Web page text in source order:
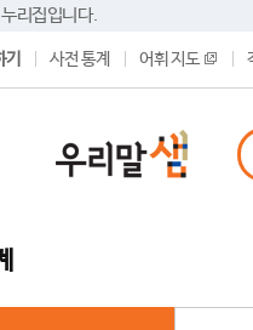
리집입니다.
사전 통계 어휘 지도